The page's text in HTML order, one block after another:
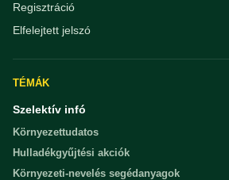
Regisztráció
Elfelejtett jelszó
TÉMÁK
Szelektív infó
Környezettudatos
Hulladékgyűjtési akciók
Környezeti-nevelés segédanyagok